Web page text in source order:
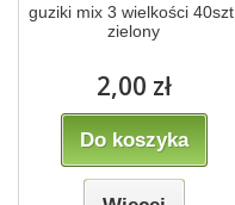
guziki mix 3 wielkości 40szt.
zielony
2,00 zł
Do koszyka